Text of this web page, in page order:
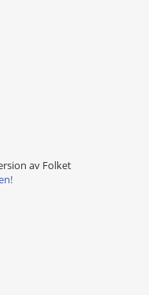
av Folket